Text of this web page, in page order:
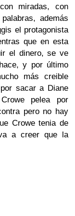
miradas, con
además
el protagonista
que en esta
el dinero, se ve
y por último
más creible
sacar a Diane
pelea por
pero no hay
Crowe tenia de
a creer que la